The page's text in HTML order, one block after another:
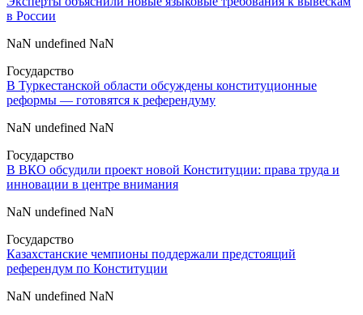
в России
NaN undefined NaN
Государство
В Туркестанской области обсуждены конституционные
реформы — готовятся к референдуму
NaN undefined NaN
Государство
В ВКО обсудили проект новой Конституции: права труда и
инновации в центре внимания
NaN undefined NaN
Государство
Казахстанские чемпионы поддержали предстоящий
референдум по Конституции
NaN undefined NaN